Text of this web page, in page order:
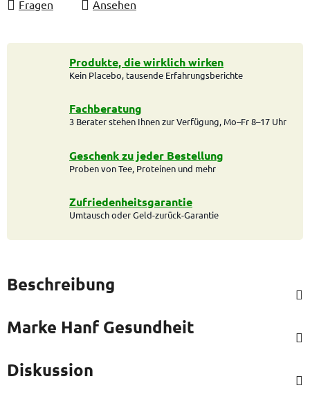
Fragen Ansehen
Produkte, die wirklich wirken
Kein Placebo, tausende Erfahrungsberichte
Fachberatung
3 Berater stehen Ihnen zur Verfügung, Mo–Fr 8–17 Uhr
Geschenk zu jeder Bestellung
Proben von Tee, Proteinen und mehr
Zufriedenheitsgarantie
Umtausch oder Geld-zurück-Garantie
Beschreibung
Marke Hanf Gesundheit
Diskussion